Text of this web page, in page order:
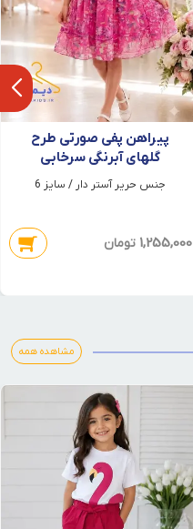
پیراهن پفی صورتی طرح
گلهای آبرنگی سرخابی
جنس حریر آستر دار / سایز 6
1,255,000 تومان
مشاهده همه